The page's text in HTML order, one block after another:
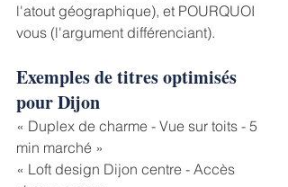
l'atout géographique), et POURQUOI
vous (l'argument différenciant).
Exemples de titres optimisés
pour Dijon
« Duplex de charme - Vue sur toits - 5
min marché »
« Loft design Dijon centre - Accès